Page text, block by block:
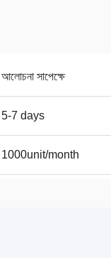
আলোচনা সাপেক্ষে
5-7 days
1000unit/month